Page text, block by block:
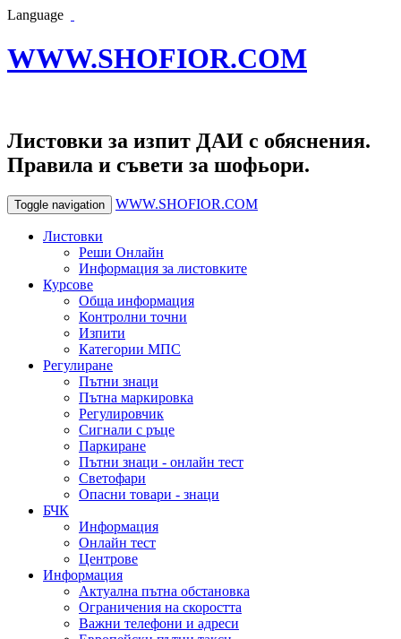
Language
WWW.SHOFIOR.COM
Листовки за изпит ДАИ с обяснения.
Правила и съвети за шофьори.
Toggle navigation WWW.SHOFIOR.COM
Листовки
Реши Онлайн
Информация за листовките
Курсове
Обща информация
Контролни точни
Изпити
Категории МПС
Регулиране
Пътни знаци
Пътна маркировка
Регулировчик
Сигнали с ръце
Паркиране
Пътни знаци - онлайн тест
Светофари
Опасни товари - знаци
БЧК
Информация
Онлайн тест
Центрове
Информация
Актуална пътна обстановка
Ограничения на скоростта
Важни телефони и адреси